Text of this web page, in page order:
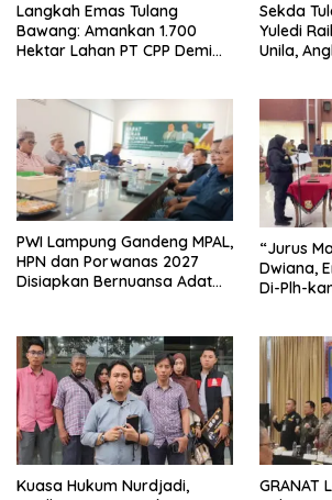
Langkah Emas Tulang
Bawang: Amankan 1.700
Hektar Lahan PT CPP Demi
Sekda
Yuledi
Unila,
PWI Lampung Gandeng MPAL,
HPN dan Porwanas 2027
Disiapkan Bernuansa Adat
“Jurus
Dwiana,
Di-Plh-
Kuasa Hukum Nurdjadi,
GRANAT